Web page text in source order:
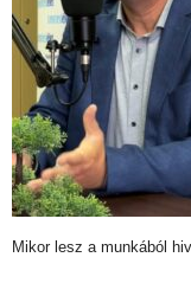
Mikor lesz a munkából